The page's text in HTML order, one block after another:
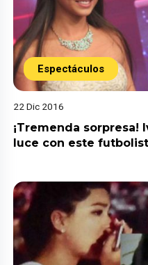
Espectáculos
22 Dic 2016
¡Tremenda sorpresa!
luce con este